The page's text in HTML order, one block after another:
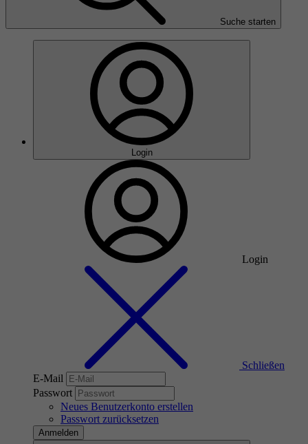
Suche starten
Login
Login
Schließen
E-Mail
Passwort
Neues Benutzerkonto erstellen
Passwort zurücksetzen
Anmelden